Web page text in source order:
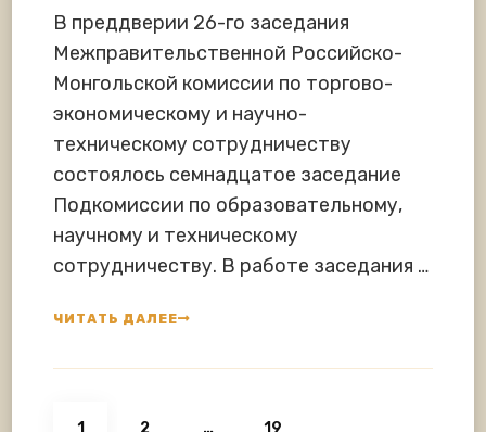
В преддверии 26-го заседания
Межправительственной Российско-
Монгольской комиссии по торгово-
экономическому и научно-
техническому сотрудничеству
состоялось семнадцатое заседание
Подкомиссии по образовательному,
научному и техническому
сотрудничеству. В работе заседания …
ЧИТАТЬ ДАЛЕЕ
Навигация
СТРАНИЦА
1 СТРАНИЦА
2 … СТРАНИЦА
19